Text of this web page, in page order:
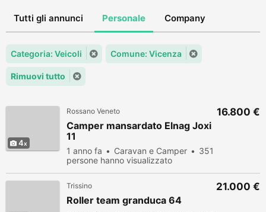
Tutti gli annunci Personale Company
Categoria: Veicoli Comune: Vicenza
Rimuovi tutto
4
Rossano Veneto
Camper mansardato Elnag Joxi
11
1 anno fa Caravan e Camper
351
persone hanno visualizzato
16.800 €
Trissino
Roller team granduca 64
21.000 €